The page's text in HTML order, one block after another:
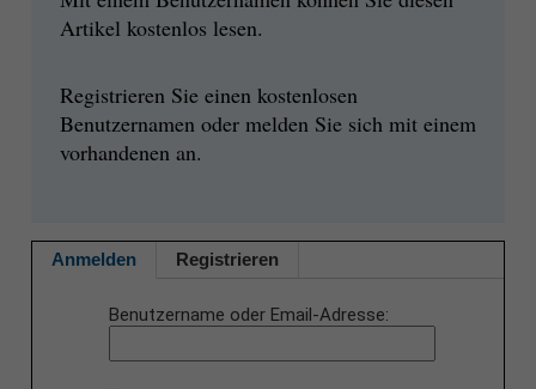
Artikel kostenlos lesen.
Registrieren Sie einen kostenlosen
Benutzernamen oder melden Sie sich mit einem
vorhandenen an.
Anmelden Registrieren
Benutzername oder Email-Adresse